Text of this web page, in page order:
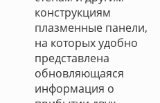
конструкциям
плазменные панели,
на которых удобно
представлена
обновляющаяся
информация о